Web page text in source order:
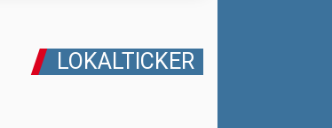
LOKALTICKER